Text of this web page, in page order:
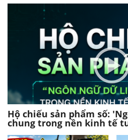
Hộ chiếu sản phẩm số:
chung trong nền kinh tế